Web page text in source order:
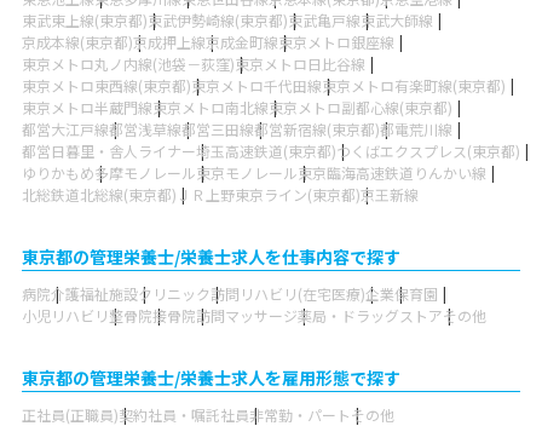
東武東上線(東京都)東武伊勢崎線(東京都)東武亀戸線東武大師線
京成本線(東京都)京成押上線京成金町線東京メトロ銀座線
東京メトロ丸ノ内線(池袋－荻窪)東京メトロ日比谷線
東京メトロ東西線(東京都)東京メトロ千代田線東京メトロ有楽町線(東京都)
東京メトロ半蔵門線東京メトロ南北線東京メトロ副都心線(東京都)
都営大江戸線都営浅草線都営三田線都営新宿線(東京都)都電荒川線
都営日暮里・舎人ライナー埼玉高速鉄道(東京都)つくばエクスプレス(東京都)
ゆりかもめ多摩モノレール東京モノレール東京臨海高速鉄道りんかい線
北総鉄道北総線(東京都) ＪＲ上野東京ライン(東京都)京王新線
東京都の管理栄養士/栄養士求人を仕事内容で探す
病院介護福祉施設クリニック訪問リハビリ(在宅医療)企業保育園
小児リハビリ整骨院接骨院訪問マッサージ薬局・ドラッグストアその他
東京都の管理栄養士/栄養士求人を雇用形態で探す
正社員(正職員)契約社員・嘱託社員非常勤・パートその他